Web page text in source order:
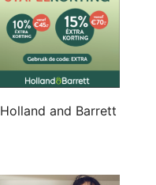
Holland and Barrett